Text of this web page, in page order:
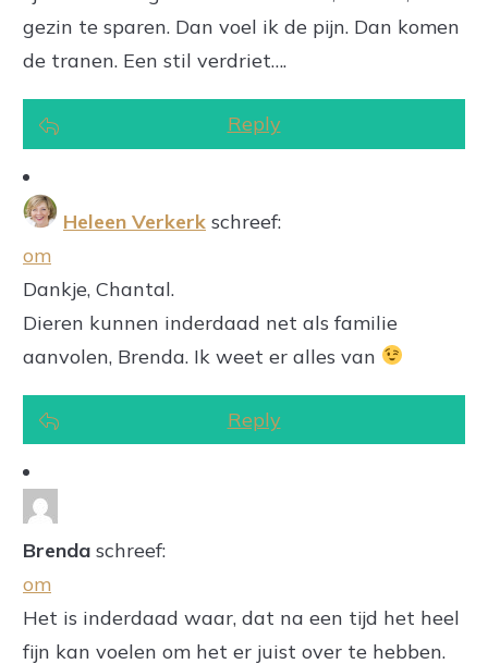
gezin te sparen. Dan voel ik de pijn. Dan komen
de tranen. Een stil verdriet….
Reply
Heleen Verkerk schreef:
om
Dankje, Chantal.
Dieren kunnen inderdaad net als familie
aanvolen, Brenda. Ik weet er alles van
Reply
Brenda schreef:
om
Het is inderdaad waar, dat na een tijd het heel
fijn kan voelen om het er juist over te hebben.